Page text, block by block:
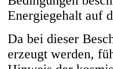
Energiegehalt auf
Da bei dieser
erzeugt werden,